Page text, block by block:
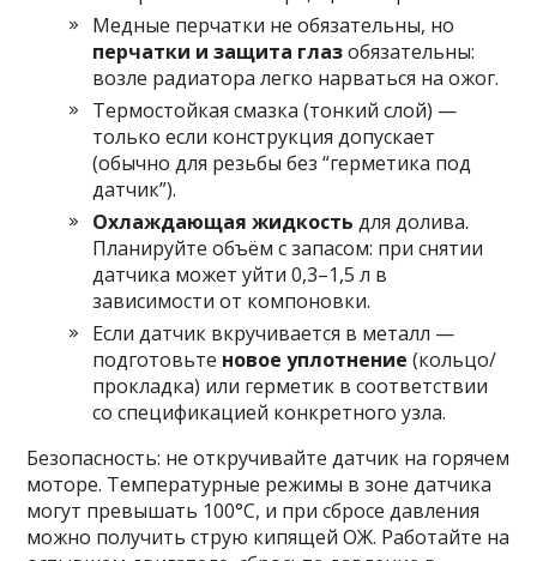
Медные перчатки не обязательны, но
перчатки и защита глазобязательны:
возле радиатора легко нарваться на ожог.
Термостойкая смазка (тонкий слой) —
только если конструкция допускает
(обычно для резьбы без “герметика под
датчик”).
Охлаждающая жидкость для долива.
Планируйте объём с запасом: при снятии
датчика может уйти 0,3–1,5 л в
зависимости от компоновки.
Если датчик вкручивается в металл —
подготовьте новое уплотнение (кольцо/
прокладка) или герметик в соответствии
со спецификацией конкретного узла.
Безопасность: не откручивайте датчик на горячем
моторе. Температурные режимы в зоне датчика
могут превышать 100°C, и при сбросе давления
можно получить струю кипящей ОЖ. Работайте на